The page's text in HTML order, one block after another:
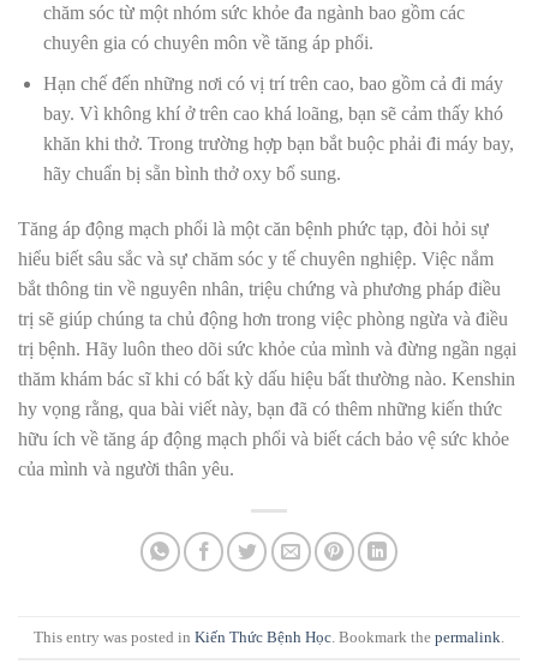
chăm sóc từ một nhóm sức khỏe đa ngành bao gồm các
chuyên gia có chuyên môn về tăng áp phổi.
Hạn chế đến những nơi có vị trí trên cao, bao gồm cả đi máy
bay. Vì không khí ở trên cao khá loãng, bạn sẽ cảm thấy khó
khăn khi thở. Trong trường hợp bạn bắt buộc phải đi máy bay,
hãy chuẩn bị sẵn bình thở oxy bổ sung.
Tăng áp động mạch phổi là một căn bệnh phức tạp, đòi hỏi sự
hiểu biết sâu sắc và sự chăm sóc y tế chuyên nghiệp. Việc nắm
bắt thông tin về nguyên nhân, triệu chứng và phương pháp điều
trị sẽ giúp chúng ta chủ động hơn trong việc phòng ngừa và điều
trị bệnh. Hãy luôn theo dõi sức khỏe của mình và đừng ngần ngại
thăm khám bác sĩ khi có bất kỳ dấu hiệu bất thường nào. Kenshin
hy vọng rằng, qua bài viết này, bạn đã có thêm những kiến thức
hữu ích về tăng áp động mạch phổi và biết cách bảo vệ sức khỏe
của mình và người thân yêu.
This entry was posted in Kiến Thức Bệnh Học . Bookmark the permalink